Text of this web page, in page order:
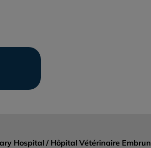
Hospital / Hôpital Vétérinaire Embrun